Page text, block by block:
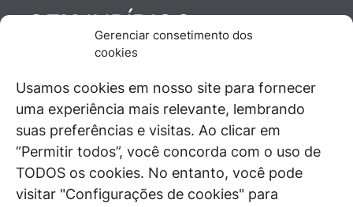
Gerenciar consetimento dos
cookies
Usamos cookies em nosso site para fornecer
uma experiência mais relevante, lembrando
suas preferências e visitas. Ao clicar em
“Permitir todos”, você concorda com o uso de
TODOS os cookies. No entanto, você pode
visitar "Configurações de cookies" para
GENJURÍDICO
De maneira independente, os autores e
juristas e doutrinadores nacionais, se posicionam
diante de questões relevantes do cotidiano e
universo jurídico.